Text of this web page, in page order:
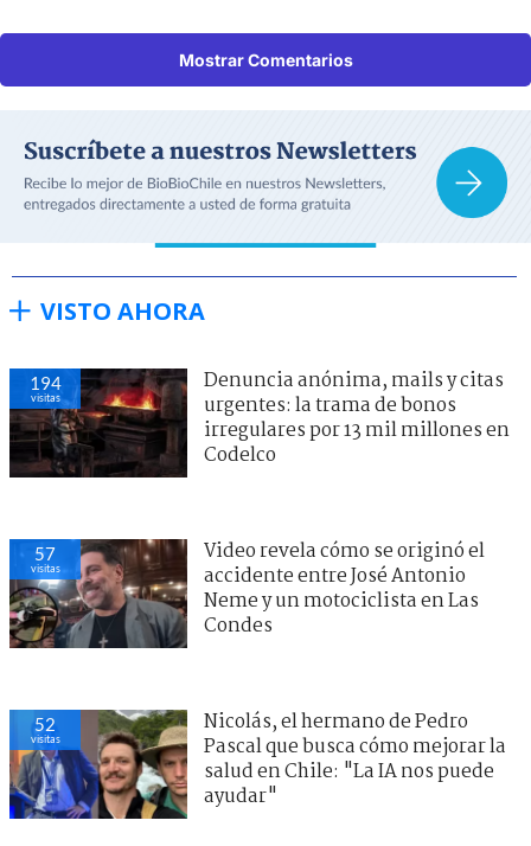
Mostrar Comentarios
VISTO AHORA
194
visitas
Denuncia anónima, mails y citas
urgentes: la trama de bonos
irregulares por 13 mil millones en
Codelco
57
visitas
Video revela cómo se originó el
accidente entre José Antonio
Neme y un motociclista en Las
Condes
52
visitas
Nicolás, el hermano de Pedro
Pascal que busca cómo mejorar la
salud en Chile: "La IA nos puede
ayudar"